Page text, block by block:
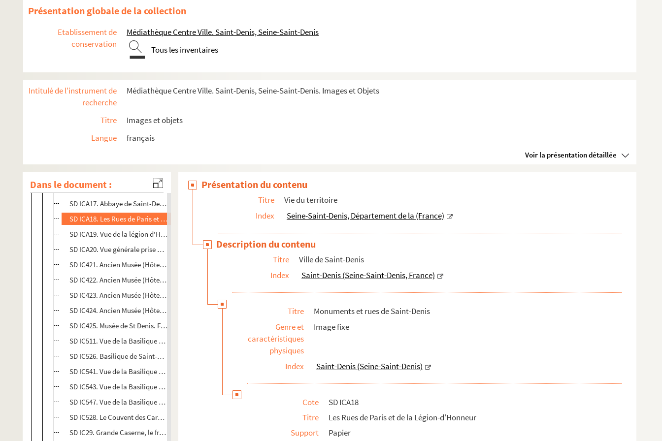
Présentation globale de la collection
Etablissement de
conservation
Médiathèque Centre Ville. Saint-Denis, Seine-Saint-Denis
Tous les inventaires
Intitulé de l'instrument de
recherche
Médiathèque Centre Ville. Saint-Denis, Seine-Saint-Denis. Images et Objets
Titre
Images et objets
Langue
français
Voir la présentation détaillée
Dans le document :
SD ICA4. Maison de la Légion d'Honneur
SD ICA6. Le Boulevard de St Pierre
SD ICA7. L'Abbaye de Saint-Denis - Le Porche Central
SD ICA9. Péniches sur la Seine
SD ICA10. L'Eglise de l'Ile
SD ICA12. Le square Thiers
SD ICA13. La Caserne
SD ICA15. Le Port
SD ICA16. Pont du Canal et la Place de la Gare
SD ICA17. Abbaye de Saint-Denis, avant l'incendie de la flèche. Abbaye de saint-Denis état actuel. Début XIXe ...
SD ICA18. Les Rues de Paris et de la Légion-d'Honneur
SD ICA19. Vue de la légion d'Honneur
SD ICA20. Vue générale prise de la Mairie
SD IC421. Ancien Musée (Hôtel-Dieu)
SD IC422. Ancien Musée (Hôtel-Dieu)
SD IC423. Ancien Musée (Hôtel-Dieu)
SD IC424. Ancien Musée (Hôtel-Dieu)
SD IC425. Musée de St Denis. Façade dans la cour
SD IC511. Vue de la Basilique et de la Maison de la Légion d'Honneur
SD IC526. Basilique de Saint-Denis. Vue côté sud
SD IC541. Vue de la Basilique de Saint-Denis, côté nord dit de la "porte des Valois"
SD IC543. Vue de la Basilique de Saint-Denis
SD IC547. Vue de la Basilique de Saint-Denis côté sud
SD IC528. Le Couvent des Carmélites
SD IC29. Grande Caserne, le fronton de l'entrée
Présentation du contenu
Titre
Vie du territoire
Index
Seine-Saint-Denis, Département de la (France)
Description du contenu
Titre
Ville de Saint-Denis
Index
Saint-Denis (Seine-Saint-Denis, France)
Titre
Monuments et rues de Saint-Denis
Genre et
caractéristiques
physiques
Image fixe
Index Saint-Denis (Seine-Saint-Denis)
Cote
SD ICA18
Titre
Les Rues de Paris et de la Légion-d'Honneur
Support
Papier